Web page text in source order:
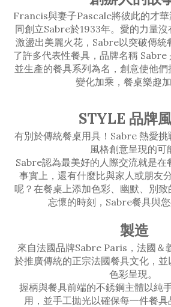
Francis與妻子Pascale將彼此的才
同創立Sabre於1933年。愛的力量
激盪出美麗火花，Sabre以突破傳統
了許多代表性餐具，品牌名稱 Sabre
並生產的餐具系列為名，創意使他
變化加乘，餐桌樂趣加
STYLE 品牌
有別於傳統餐桌用具！Sabre 熱愛
風格創意呈現的可
Sabre認為最美好的人際交流就是在
事實上，還有什麼比與家人或朋友
呢？在餐桌上添加色彩、幽默、別
忘懷的時刻，Sabre餐具與您
製造
來自法國品牌Sabre Paris，法國＆
於推廣傳統的正宗法國餐具文化，並
色彩呈現。
握柄與餐具前端的不銹鋼主體以純
用，並手工拋光以確保每一件餐具